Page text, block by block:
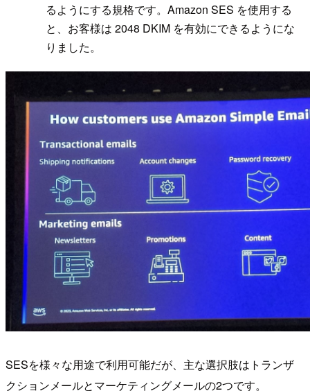
るようにする規格です。Amazon SES を使用する
と、お客様は 2048 DKIM を有効にできるようにな
りました。
SESを様々な用途で利用可能だが、主な選択肢はトランザ
クションメールとマーケティングメールの2つです。